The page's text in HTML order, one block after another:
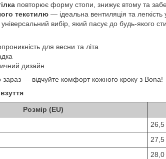
повторює форму стопи, знижує втому та
текстилю — ідеальна вентиляція та легкість
вибір, який пасує до будь-якого
для весни та літа
дизайн
— відчуйте комфорт кожного кроку з Bona!
Розмір (EU)
26,5
27,5
28,0